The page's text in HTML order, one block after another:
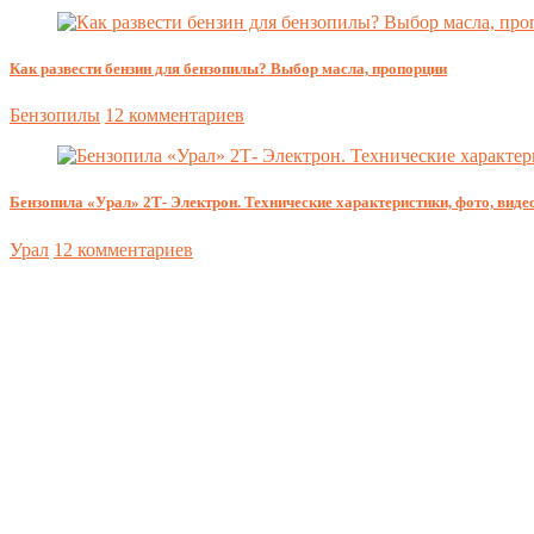
Как развести бензин для бензопилы? Выбор масла, пропорции
Бензопилы 12 комментариев
Бензопила «Урал» 2Т- Электрон. Технические характеристики, фото,
Урал 12 комментариев